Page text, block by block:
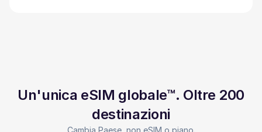
Un'unica eSIM globale™. Oltre 200
destinazioni
Cambia Paese, non eSIM o piano.